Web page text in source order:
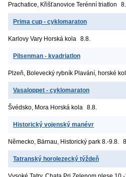
Prachatice, Křišťanovice Terénní triatlon
Prima cup - cyklomaraton
Karlovy Vary Horská kola 8.8.
Pilsenman - kvadriatlon
Plzeň, Bolevecký rybník Plavání, horské
Vasaloppet - cyklomaraton
Švédsko, Mora Horská kola 8.8.
Historický vojenský manévr
Německo, Bärnau, Historický park 8.-9.8.
Tatranský horolezecký týždeň